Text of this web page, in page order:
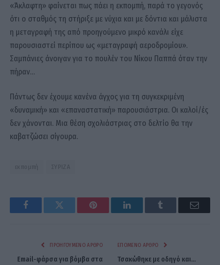
«Άκλαφτη» φαίνεται πως πάει η εκπομπή, παρά το γεγονός
ότι ο σταθμός τη στήριξε με νύχια και με δόντια και μάλιστα
η μεταγραφή της από προηγούμενο μικρό κανάλι είχε
παρουσιαστεί περίπου ως «μεταγραφή αεροδρομίου».
Σαμπάνιες άνοιγαν για το πουλέν του Νίκου Παππά όταν την
πήραν…
Πάντως δεν έχουμε κανένα άγχος για τη συγκεκριμένη
«δυναμική» και «επαναστατική» παρουσιάστρια. Οι καλοί/ές
δεν χάνονται. Μια θέση σχολιάστριας στο δελτίο θα την
καβατζώσει σίγουρα.
εκπομπή ΣΥΡΙΖΑ
FacebookTwitter Pinterest LinkedInTumblr Email
ΠΡΟΗΓΟΎΜΕΝΟ ΆΡΘΡΟ
Email-φάρσα για βόμβα στα
ΕΠΌΜΕΝΟ ΆΡΘΡΟ
Τσακώθηκε με οδηγό και…